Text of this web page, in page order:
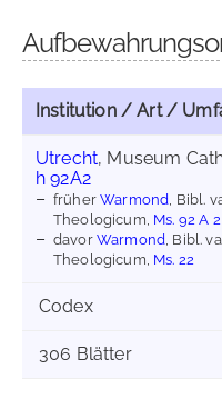
Institution / Art /
Utrecht, Museum
h 92A2
früherWarmond , Bibl.
Theologicum, Ms. 92 A 2
davorWarmond , Bibl.
Theologicum, Ms. 22
Codex
306 Blätter